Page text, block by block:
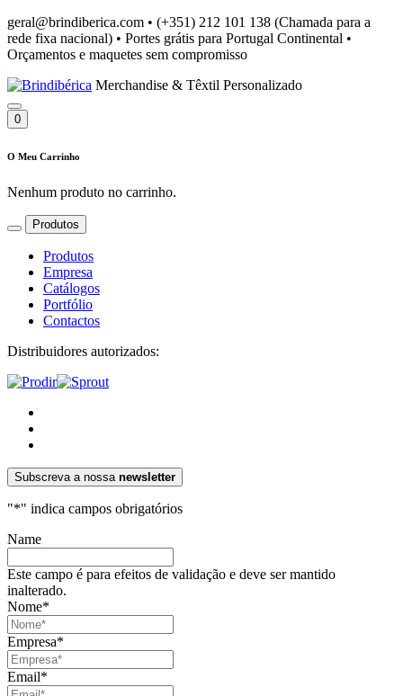
geral@brindiberica.com • (+351) 212 101 138 (Chamada para a
rede fixa nacional) • Portes grátis para Portugal Continental •
Orçamentos e maquetes sem compromisso
Merchandise & Têxtil Personalizado
0
O Meu Carrinho
Nenhum produto no carrinho.
Produtos
Produtos
Empresa
Catálogos
Portfólio
Contactos
Distribuidores autorizados:
Subscreva a nossa newsletter
"*" indica campos obrigatórios
Name
Este campo é para efeitos de validação e deve ser mantido
inalterado.
Nome*
Empresa*
Email*